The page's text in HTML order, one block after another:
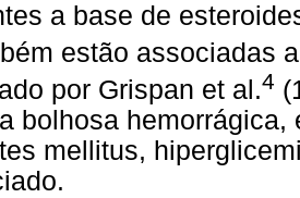
a base de
estão associadas
por Grispan et al.4
bolhosa
mellitus,